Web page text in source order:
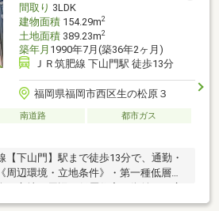
間取り 3LDK
建物面積154.29m2
土地面積389.23m2
築年月 1990年7月(築36年2ヶ月)
ＪＲ筑肥線 下山門駅 徒歩13分
福岡県福岡市西区生の松原３
南道路
都市ガス
【下山門】駅まで徒歩13分で、通勤・
周辺環境・立地条件》・第一種低層住
は高低差のないフラットな地形です。